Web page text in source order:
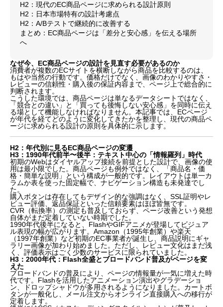
H2：現代のEC商品ページに求められる設計原則
H2：日本市場特有の設計考慮点
H2：A/Bテストで継続的に改善する
まとめ：EC商品ページは「差分と安心感」を伝える場所
へ
なぜ今、EC商品ページの設計を見直す必要があるのか
消費者が複数のECサイトを横断しながら商品を比較するのは、
もはや当然の行動です。価格だけでなく、画像のわかりやすさ・
レビューの信頼性・購入後の保証内容まで、ページ上で総合的に
判断されます。
こうした環境では、商品ページは単なるデータシートではなく、
「競合との違い」と「買っても後悔しない安心感」を同時に伝え
る場として機能しなければなりません。本記事では、ECページ
が年代を経てどのように変化してきたかを整理し、現代の商品ペ
ージに求められる設計の原則を具体的に示します。
H2：年代別に見るEC商品ページの変遷
H3：1990年代前半〜後半：テキスト中心の「情報羅列」時代
初期のWebはダイヤルアップ接続を前提とした設計で、画像の使
用は最小限でした。商品ページも例外ではなく、「商品名・価
格・簡単な説明」という構成が一般的です。レイアウトは単一カ
ラムか表を使った固定幅で、ナビゲーション構造も未発達でし
た。
購入ボタンは存在してもデザイン的な強調はなく、SSL証明やレ
ビュー評価、返品保証といった信頼要素はほぼ皆無です。
CVR（転換率）の測定も普及しておらず、ページ改善という発想
自体がまだ定着していない時期でした。
1990年代後半になると、FlashやGIFアニメが登場してビジュア
ル表現の幅が広がります。Amazon（1995年創業）や楽天
（1997年創業）など初期のEC事業者が誕生し、商品説明にギャ
ラリー画像が加わり始めました。ただし、レビュー文化はまだ浅
く、評価表示はごく少数のサービスに限られていました。
H3：2000年代：Flash全盛とブロードバンド普及がページを変
えた
ブロードバンドの普及により、ページの情報量が一気に増えた時
代です。Flashを活用したアニメーション演出やグラデーショ
ン、ドロップシャドウが多用されるようになりました。カートボ
タンが一般化し、メール注文からオンライン直接購入への移行が
定着します。